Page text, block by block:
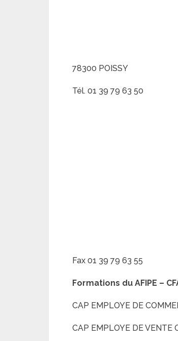
78300 POISSY
Tél. 01 39 79 63 50
Fax 01 39 79 63 55
Formations du AFIPE –
CAP EMPLOYE DE
CAP EMPLOYE DE VENTE